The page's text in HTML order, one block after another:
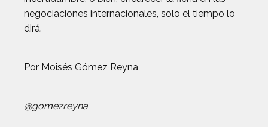
negociaciones internacionales, solo el tiempo lo
dirá.
Por Moisés Gómez Reyna
@gomezreyna